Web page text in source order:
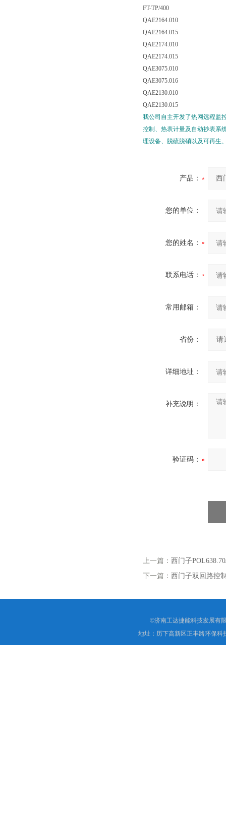
FT-TP/400
QAE2164.010
QAE2164.015
QAE2174.010
QAE2174.015
QAE3075.010
QAE3075.016
QAE2130.010
QAE2130.015
我公司自主开发了热网远程监
控制、热表计量及自动抄表系
理设备、脱硫脱硝以及可再生
产品：
您的单位：
您的姓名：
联系电话：
常用邮箱：
省份：
详细地址：
补充说明：
验证码：
上一篇： 西门子
下一篇： 西门子双回路控
©济南工达捷能科技发展有
地址：历下高新区正丰路环保科